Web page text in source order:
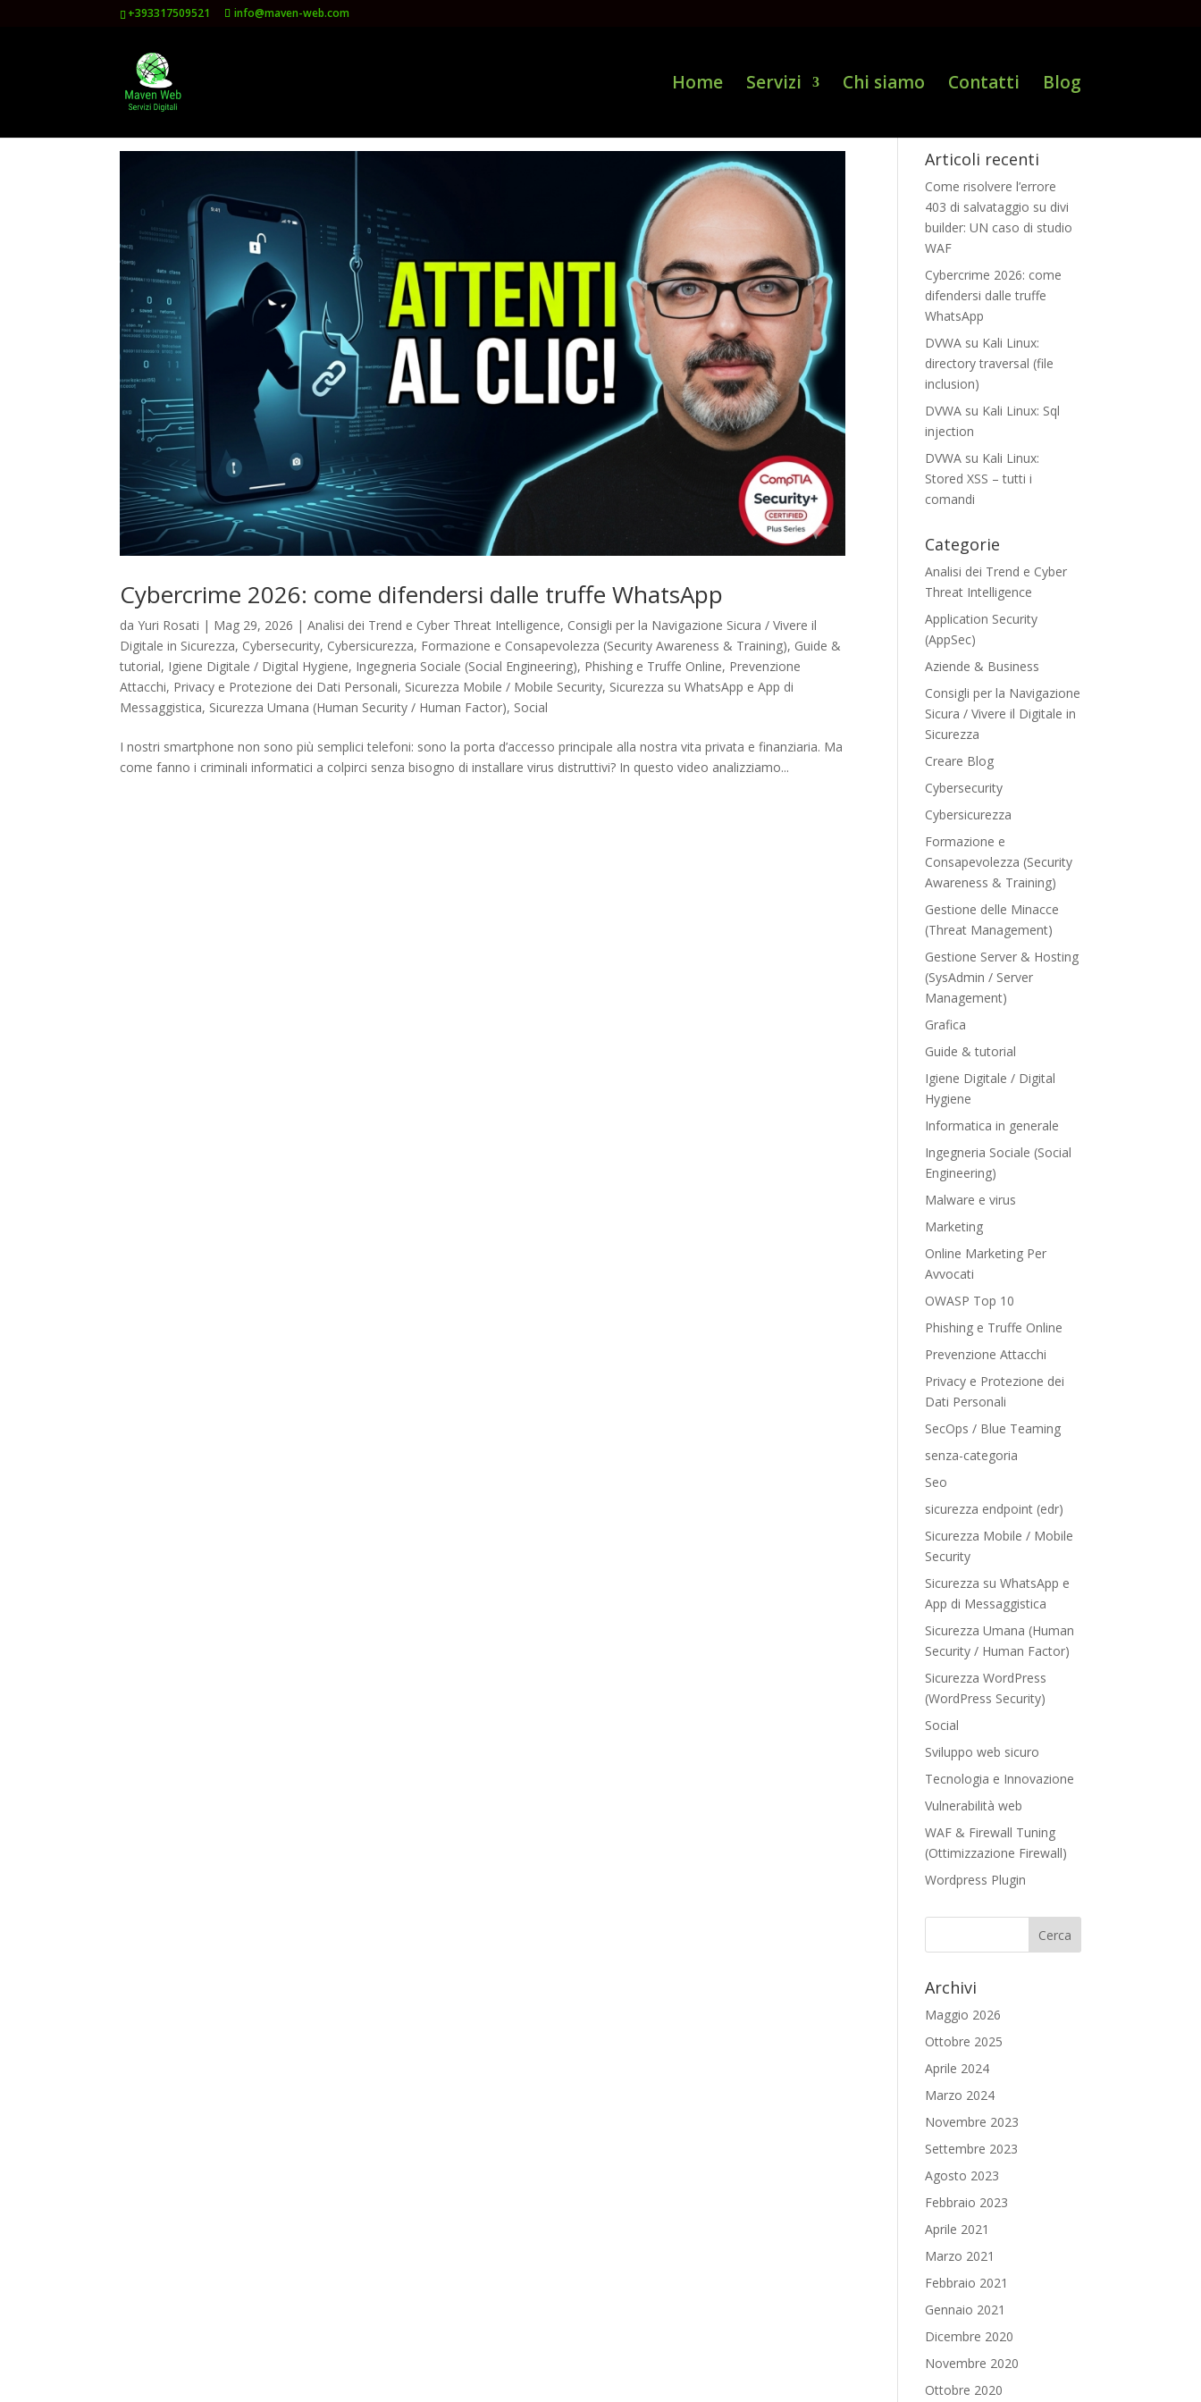
+393317509521 info@maven-web.com
Home Servizi Chi siamo Contatti Blog
Cybercrime 2026: come difendersi dalle truffe WhatsApp
daYuri Rosati | Mag 29, 2026 |Analisi dei Trend e Cyber Threat Intelligence, Consigli per la Navigazione Sicura / Vivere il
Digitale in Sicurezza, Cybersecurity, Cybersicurezza, Formazione e Consapevolezza (Security Awareness & Training), Guide &
tutorial, Igiene Digitale / Digital Hygiene, Ingegneria Sociale (Social Engineering), Phishing e Truffe Online, Prevenzione
Attacchi, Privacy e Protezione dei Dati Personali, Sicurezza Mobile / Mobile Security, Sicurezza su WhatsApp e App di
Messaggistica, Sicurezza Umana (Human Security / Human Factor), Social
I nostri smartphone non sono più semplici telefoni: sono la porta d’accesso principale alla nostra vita privata e finanziaria. Ma
come fanno i criminali informatici a colpirci senza bisogno di installare virus distruttivi? In questo video analizziamo...
Articoli recenti
Come risolvere l’errore
403 di salvataggio su divi
builder: UN caso di studio
WAF
Cybercrime 2026: come
difendersi dalle truffe
WhatsApp
DVWA su Kali Linux:
directory traversal (file
inclusion)
DVWA su Kali Linux: Sql
injection
DVWA su Kali Linux:
Stored XSS – tutti i
comandi
Categorie
Analisi dei Trend e Cyber
Threat Intelligence
Application Security
(AppSec)
Aziende & Business
Consigli per la Navigazione
Sicura / Vivere il Digitale in
Sicurezza
Creare Blog
Cybersecurity
Cybersicurezza
Formazione e
Consapevolezza (Security
Awareness & Training)
Gestione delle Minacce
(Threat Management)
Gestione Server & Hosting
(SysAdmin / Server
Management)
Grafica
Guide & tutorial
Igiene Digitale / Digital
Hygiene
Informatica in generale
Ingegneria Sociale (Social
Engineering)
Malware e virus
Marketing
Online Marketing Per
Avvocati
OWASP Top 10
Phishing e Truffe Online
Prevenzione Attacchi
Privacy e Protezione dei
Dati Personali
SecOps / Blue Teaming
senza-categoria
Seo
sicurezza endpoint (edr)
Sicurezza Mobile / Mobile
Security
Sicurezza su WhatsApp e
App di Messaggistica
Sicurezza Umana (Human
Security / Human Factor)
Sicurezza WordPress
(WordPress Security)
Social
Sviluppo web sicuro
Tecnologia e Innovazione
Vulnerabilità web
WAF & Firewall Tuning
(Ottimizzazione Firewall)
Wordpress Plugin
Archivi
Maggio 2026
Ottobre 2025
Aprile 2024
Marzo 2024
Novembre 2023
Settembre 2023
Agosto 2023
Febbraio 2023
Aprile 2021
Marzo 2021
Febbraio 2021
Gennaio 2021
Dicembre 2020
Novembre 2020
Ottobre 2020